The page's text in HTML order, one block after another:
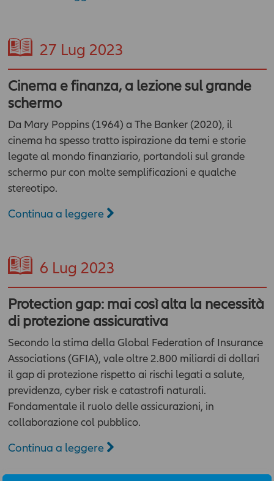
27 Lug 2023
Cinema e finanza, a lezione sul grande
schermo
Da Mary Poppins (1964) a The Banker (2020), il
cinema ha spesso tratto ispirazione da temi e storie
legate al mondo finanziario, portandoli sul grande
schermo pur con molte semplificazioni e qualche
stereotipo.
Continua a leggere
6 Lug 2023
Protection gap: mai così alta la necessità
di protezione assicurativa
Secondo la stima della Global Federation of Insurance
Associations (GFIA), vale oltre 2.800 miliardi di dollari
il gap di protezione rispetto ai rischi legati a salute,
previdenza, cyber risk e catastrofi naturali.
Fondamentale il ruolo delle assicurazioni, in
collaborazione col pubblico.
Continua a leggere